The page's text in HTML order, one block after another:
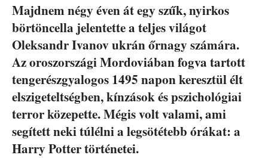
Majdnem négy éven át egy szűk, nyirkos
börtöncella jelentette a teljes világot
Oleksandr Ivanov ukrán őrnagy számára.
Az oroszországi Mordoviában fogva tartott
tengerészgyalogos 1495 napon keresztül élt
elszigeteltségben, kínzások és pszichológiai
terror közepette. Mégis volt valami, ami
segített neki túlélni a legsötétebb órákat: a
Harry Potter történetei.